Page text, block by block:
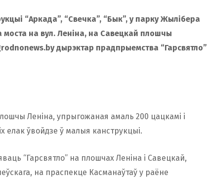
“Аркада”, “Свечка”, “Бык”, у парку Жылібера
на вул. Леніна, на Савецкай плошчы
дырэктар прадпрыемства “Гарсвятло”
Леніна, упрыгожаная амаль 200 цацкамі і
елак ўвойдзе ў малыя канструкцыі.
“Гарсвятло” на плошчах Леніна і Савецкай,
на праспекце Касманаўтаў у раёне